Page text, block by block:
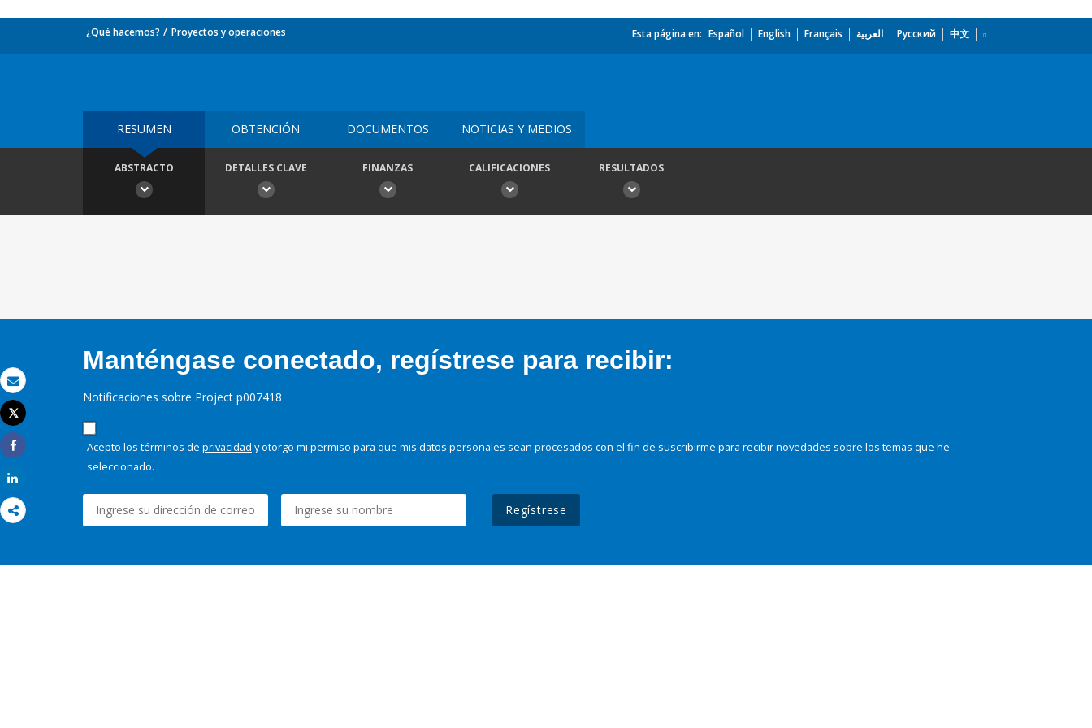
Correo electrónico
Imprimir
Tweet
Share
¿Qué hacemos? Proyectos y operaciones Esta página en: Español English Français العربية Русский 中文
RESUMEN OBTENCIÓN DOCUMENTOS NOTICIAS Y MEDIOS
ABSTRACTO DETALLES CLAVE FINANZAS CALIFICACIONES RESULTADOS
Manténgase conectado, regístrese para recibir:
Notificaciones sobre Project p007418
Acepto los términos de privacidad y otorgo mi permiso para que mis datos personales sean procesados con el fin de suscribirme para recibir novedades sobre los temas que he
seleccionado.
Regístrese